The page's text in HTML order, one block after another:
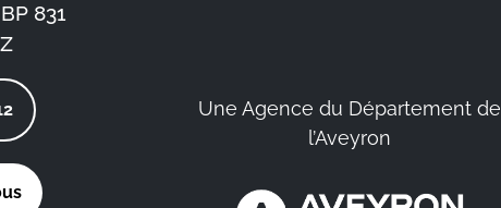
831
Une Agence du Département de
l’Aveyron